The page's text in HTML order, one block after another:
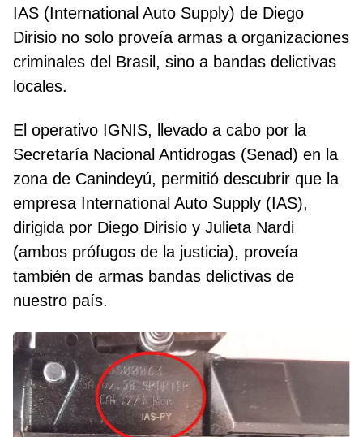
IAS (International Auto Supply) de Diego
Dirisio no solo proveía armas a organizaciones
criminales del Brasil, sino a bandas delictivas
locales.
El operativo IGNIS, llevado a cabo por la
Secretaría Nacional Antidrogas (Senad) en la
zona de Canindeyú, permitió descubrir que la
empresa International Auto Supply (IAS),
dirigida por Diego Dirisio y Julieta Nardi
(ambos prófugos de la justicia), proveía
también de armas bandas delictivas de
nuestro país.